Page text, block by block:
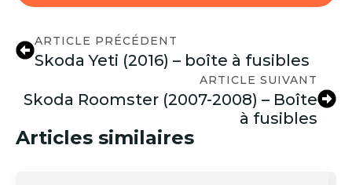
ARTICLE PRÉCÉDENT
Skoda Yeti (2016) – boîte à fusibles
ARTICLE SUIVANT
Skoda Roomster (2007-2008) – Boîte
à fusibles
Articles similaires